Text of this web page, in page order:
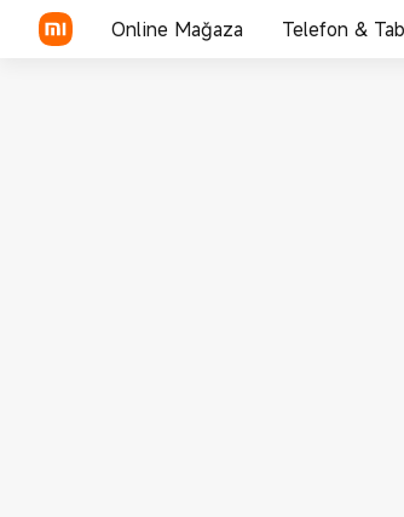
Online Mağaza Telefon &